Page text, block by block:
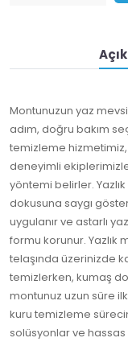
Montunuzun yaz
adım, doğru bakım
temizleme
deneyimli
yöntemi belirler.
dokusuna saygı
uygulanır ve astarlı
formu korunur. Yazlık
telaşında üzerinizde
temizlerken, kumaş
montunuz uzun süre
kuru temizleme
solüsyonlar ve hassas